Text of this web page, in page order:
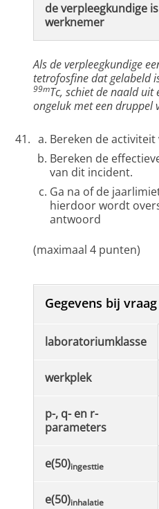
de verpleegkundige
werknemer
Als de verpleegkundige
tetrofosfine dat gelabeld
99mTc, schiet de naald
ongeluk met een druppel
Bereken de
Bereken de
van dit incident.
Ga na of de
hierdoor wordt
antwoord
(maximaal 4 punten)
Gegevens bij
laboratoriumklasse
werkplek
p-, q- en r-
parameters
e(50)ingesttie
e(50)inhalatie